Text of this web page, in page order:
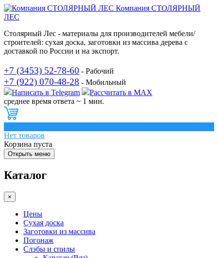
Компания СТОЛЯРНЫЙ
ЛЕС
Столярный Лес - материалы для производителей мебели/
строителей: сухая доска, заготовки из массива дерева с
доставкой по России и на экспорт.
+7 (3453) 52-78-60 - Рабочий
+7 (922) 070-48-28 - Мобильный
Написать в Telegram
Рассчитать в MAX
среднее время ответа ~ 1 мин.
Нет товаров
Корзина пуста
Открыть меню
Каталог
×
Цены
Сухая доска
Заготовки из массива
Погонаж
Слэбы и спилы